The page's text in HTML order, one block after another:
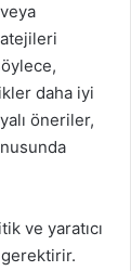
daha iyi
öneriler,
ve yaratıcı